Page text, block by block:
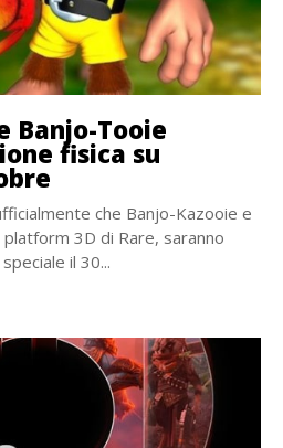
Banjo-Tooie
fisica su
che Banjo-Kazooie e
3D di Rare, saranno
il 30...